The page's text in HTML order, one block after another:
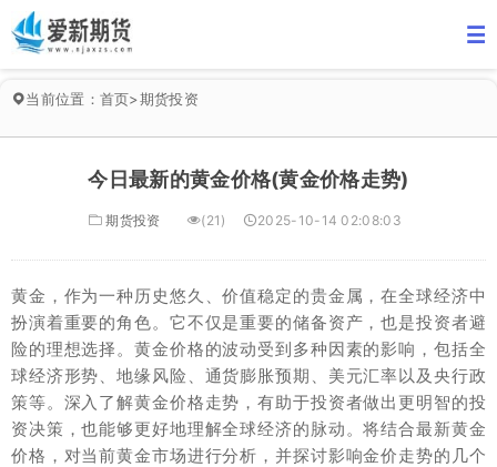
当前位置： 首页>期货投资
今日最新的黄金价格(黄金价格走势)
期货投资 (21) 2025-10-14 02:08:03
黄金，作为一种历史悠久、价值稳定的贵金属，在全球经济中
扮演着重要的角色。它不仅是重要的储备资产，也是投资者避
险的理想选择。黄金价格的波动受到多种因素的影响，包括全
球经济形势、地缘风险、通货膨胀预期、美元汇率以及央行政
策等。深入了解黄金价格走势，有助于投资者做出更明智的投
资决策，也能够更好地理解全球经济的脉动。将结合最新黄金
价格，对当前黄金市场进行分析，并探讨影响金价走势的几个